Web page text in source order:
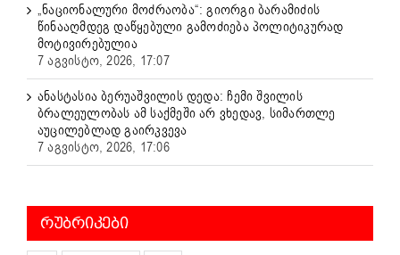
„ნაციონალური მოძრაობა“: გიორგი ბარამიძის
წინააღმდეგ დაწყებული გამოძიება პოლიტიკურად
მოტივირებულია
7 აგვისტო, 2026, 17:07
ანასტასია ბერუაშვილის დედა: ჩემი შვილის
ბრალეულობას ამ საქმეში არ ვხედავ, სიმართლე
აუცილებლად გაირკვევა
7 აგვისტო, 2026, 17:06
ᲠᲣᲑᲠᲘᲙᲔᲑᲘ